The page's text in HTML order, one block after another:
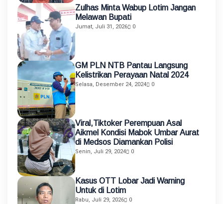
Zulhas Minta Wabup Lotim Jangan
Melawan Bupati
Jumat, Juli 31, 2026 0
GM PLN NTB Pantau Langsung
Kelistrikan Perayaan Natal 2024
Selasa, Desember 24, 2024 0
Viral,Tiktoker Perempuan Asal
Aikmel Kondisi Mabok Umbar Aurat
di Medsos Diamankan Polisi
Senin, Juli 29, 2024 0
Kasus OTT Lobar Jadi Warning
Untuk di Lotim
Rabu, Juli 29, 2026 0